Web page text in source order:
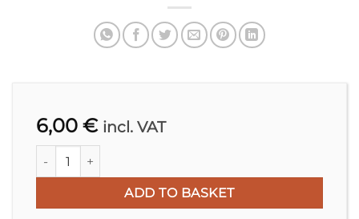
6,00 € incl. VAT
3 Pitches, 21 Sounds for Cello with Curved Bow (1997)
ADD TO BASKET